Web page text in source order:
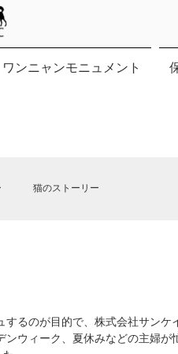
ワンニャンモニュメント
猫のストーリー
るのが目的で、株式会社サンケ
ウィーク、夏休みなどの主婦が